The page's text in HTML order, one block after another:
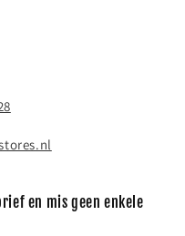
en mis geen enkele